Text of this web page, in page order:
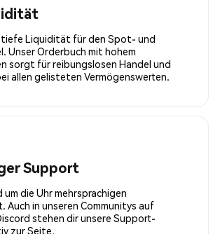
Liquidität für den Spot- und
Unser Orderbuch mit hohem
sorgt für reibungslosen Handel und
allen gelisteten Vermögenswerten.
Support
die Uhr mehrsprachigen
Auch in unseren Communitys auf
stehen dir unsere Support-
zur Seite.